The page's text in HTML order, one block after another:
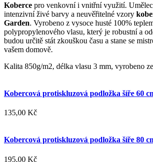
Koberce pro venkovní i vnitřní využití.
intenzivní živé barvy a neuvěřitelné vzory
Garden. Vyrobeno z vysoce husté 100%
polypropylenového vlasu, který je robustní a
budou určitě stát zkouškou času a stane se
vašem domově.
Kalita 850g/m2, délka vlasu 3 mm, vyrobeno
Kobercová protiskluzová podložka šíře 60
135,00 Kč
Kobercová protiskluzová podložka šíře 80
195,00 Kč